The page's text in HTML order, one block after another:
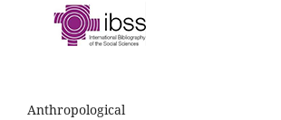
Anthropological